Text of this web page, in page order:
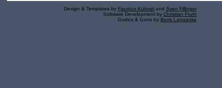
Design & Templates by Faustus Kühnelund Sven Fillinger
Software Development by Christian Fruth
Grafics & Icons by Boris Langanke